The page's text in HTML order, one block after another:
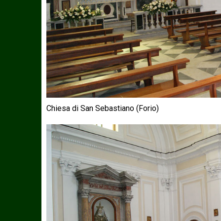
Chiesa di San Sebastiano (Forio)